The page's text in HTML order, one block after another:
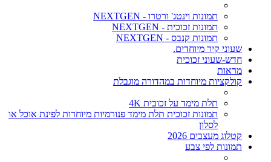
תמונות וינטג' ורטרו - NEXTGEN
תמונות זכוכית - NEXTGEN
תמונות קנבס - NEXTGEN
שעוני קיר מיוחדים.
חדש-שעוני זכוכית
מראות
קולקציות מיוחדות במהדורה מוגבלת
תלת מימד על זכוכית 4K
תמונות זכוכית תלת מימד פנורמיות מיוחדות לפינת אוכל או
לסלון
קטלוג מעצבים 2026
תמונות לפי צבע